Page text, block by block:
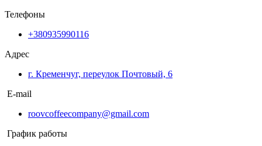
Телефоны
+380935990116
Адрес
г. Кременчуг, переулок Почтовый, 6
E-mail
roovcoffeecompany@gmail.com
График работы